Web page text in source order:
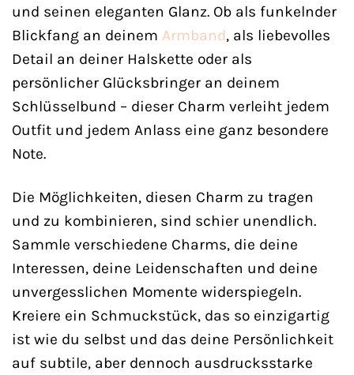
und seinen eleganten Glanz. Ob als funkelnder
Blickfang an deinem Armband, als liebevolles
Detail an deiner Halskette oder als
persönlicher Glücksbringer an deinem
Schlüsselbund – dieser Charm verleiht jedem
Outfit und jedem Anlass eine ganz besondere
Note.
Die Möglichkeiten, diesen Charm zu tragen
und zu kombinieren, sind schier unendlich.
Sammle verschiedene Charms, die deine
Interessen, deine Leidenschaften und deine
unvergesslichen Momente widerspiegeln.
Kreiere ein Schmuckstück, das so einzigartig
ist wie du selbst und das deine Persönlichkeit
auf subtile, aber dennoch ausdrucksstarke